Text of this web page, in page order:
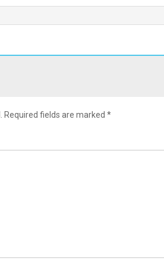
Required fields are marked *